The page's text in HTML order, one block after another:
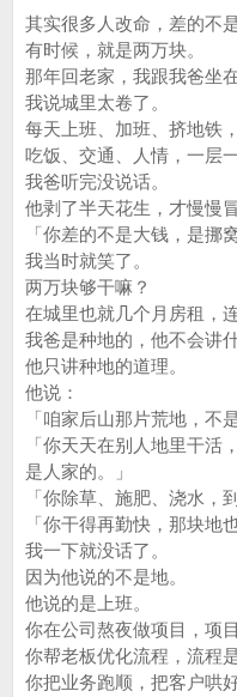
其实很多人改命，差的不
有时候，就是两万块。
那年回老家，我跟我爸坐
我说城里太卷了。
每天上班、加班、挤地铁
吃饭、交通、人情，一层
我爸听完没说话。
他剥了半天花生，才慢慢
「你差的不是大钱，是挪
我当时就笑了。
两万块够干嘛？
在城里也就几个月房租，
我爸是种地的，他不会讲
他只讲种地的道理。
他说：
「咱家后山那片荒地，不
「你天天在别人地里干活
是人家的。」
「你除草、施肥、浇水，
「你干得再勤快，那块地
我一下就没话了。
因为他说的不是地。
他说的是上班。
你在公司熬夜做项目，项
你帮老板优化流程，流程
你把业务跑顺，把客户哄